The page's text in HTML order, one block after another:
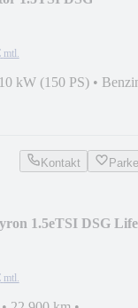
mtl.
kW (150 PS) •
Kontakt
1.5eTSI DSG Life
mtl.